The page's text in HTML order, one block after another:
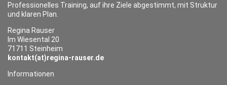
Professionelles Training, auf ihre Ziele abgestimmt, mit Struktur
und klaren Plan.
Regina Rauser
Im Wiesental 20
71711 Steinheim
kontakt(at)regina-rauser.de
Informationen